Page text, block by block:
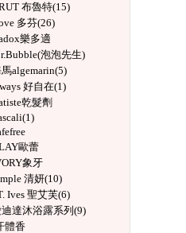
布魯特(15)
多芬(26)
樂多適
泡泡先生)
algemarin(5)
好自在(1)
乾髮劑
(1)
歐蕾
象牙
清妍(10)
Ives 聖艾芙(6)
達沐浴露系列 (9)
體香